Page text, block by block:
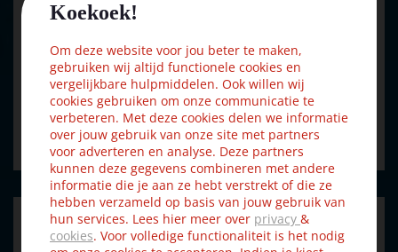
Koekoek!
Om deze website voor jou beter te maken,
gebruiken wij altijd functionele cookies en
vergelijkbare hulpmiddelen. Ook willen wij
cookies gebruiken om onze communicatie te
verbeteren. Met deze cookies delen we informatie
over jouw gebruik van onze site met partners
voor adverteren en analyse. Deze partners
kunnen deze gegevens combineren met andere
informatie die je aan ze hebt verstrekt of die ze
hebben verzameld op basis van jouw gebruik van
hun services. Lees hier meer over privacy &
cookies. Voor volledige functionaliteit is het nodig
Lemax gas lantern street lamp s/8 verlichte straatlantaarn
€ 13,99 € 12,59
Bestellen